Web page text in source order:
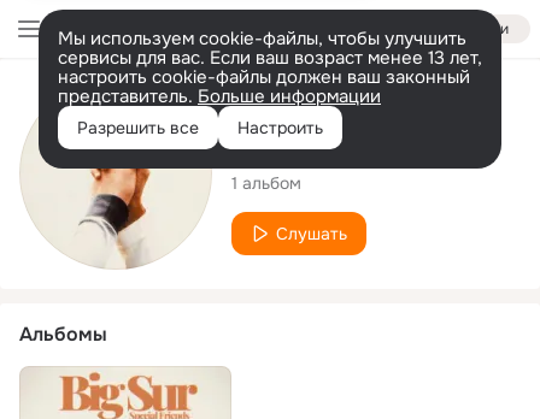
Войти
Мы используем cookie-файлы, чтобы улучшить
сервисы для вас. Если ваш возраст менее 13 лет,
настроить cookie-файлы должен ваш законный
представитель. Больше информации
Разрешить все Настроить
Исполнитель
Special Friends
1 альбом
Слушать
Альбомы